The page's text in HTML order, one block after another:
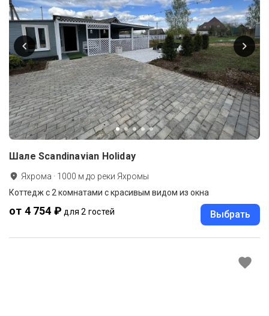
Шале Scandinavian Holiday
Яхрома · 1000 м до реки Яхромы
Коттедж с 2 комнатами с красивым видом из окна
от 4 754 ₽ для 2 гостей Выбрать